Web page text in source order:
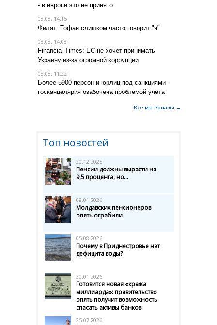
- в европе это не принято
08.08, 14:15
Филат: Тофан слишком часто говорит "я"
08.08, 14:08
Financial Times: ЕС не хочет принимать
Украину из-за огромной коррупции
08.08, 11:22
Более 5900 персон и юрлиц под санкциями -
госканцелярия озабочена проблемой учета
Все материалы →
Топ новостей
20.12.2025
Пенсии должны вырасти на
9,5 процента, но...
08.01.2026
Молдавских пенсионеров
опять ограбили
05.08.2026
Почему в Приднестровье нет
дефицита воды?
30.01.2026
Готовится новая «кража
миллиарда»: правительство
опять получит возможность
спасать активы банков
25.07.2026